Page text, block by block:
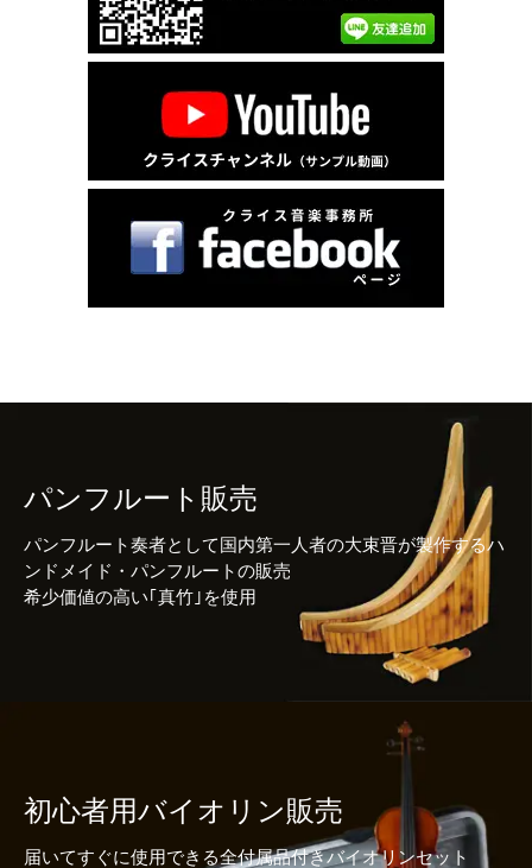
パンフルート販売
パンフルート奏者として国内第一人者の大束晋が製作するハ
ンドメイド・パンフルートの販売
希少価値の高い｢真竹｣を使用
初心者用バイオリン販売
届いてすぐに使用できる全付属品付きバイオリンセット